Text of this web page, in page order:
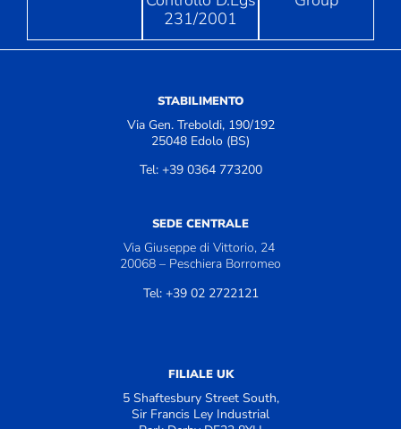
231/2001
STABILIMENTO
Via Gen. Treboldi, 190/192
25048 Edolo (BS)
Tel: +39 0364 773200
SEDE CENTRALE
Via Giuseppe di Vittorio, 24
20068 – Peschiera Borromeo
Tel: +39 02 2722121
FILIALE UK
5 Shaftesbury Street South,
Sir Francis Ley Industrial